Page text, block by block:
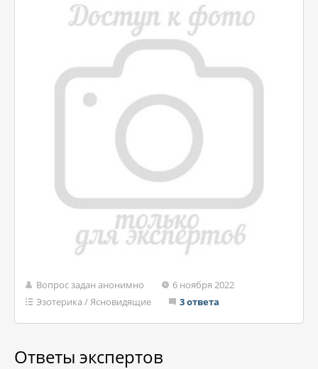
Вопрос задан анонимно
6 ноября 2022
Эзотерика /Ясновидящие 3 ответа
Ответы экспертов